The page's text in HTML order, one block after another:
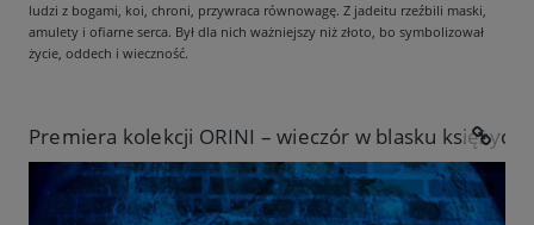
ludzi z bogami, koi, chroni, przywraca równowagę. Z jadeitu rzeźbili maski,
amulety i ofiarne serca. Był dla nich ważniejszy niż złoto, bo symbolizował
życie, oddech i wieczność.
Premiera kolekcji ORINI – wieczór w blasku księżyca